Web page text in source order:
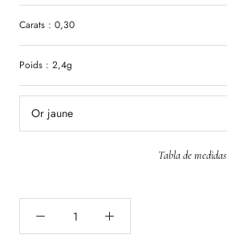
Carats : 0,30
Poids : 2,4g
Or jaune
Tabla de medidas